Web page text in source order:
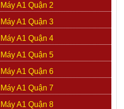
A1 Quận 2
A1 Quận 3
A1 Quận 4
A1 Quận 5
A1 Quận 6
A1 Quận 7
A1 Quận 8